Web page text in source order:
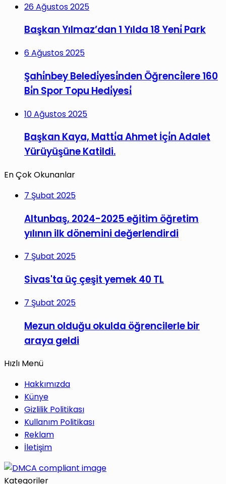
26 Ağustos 2025
Başkan Yılmaz’dan 1 Yılda 18 Yeni̇ Park
6 Ağustos 2025
Şahi̇nbey Beledi̇yesi̇nden Öğrenci̇lere 160
Bi̇n Spor Topu Hedi̇yesi̇
10 Ağustos 2025
Başkan Kaya, Matti̇a Ahmet İçi̇n Adalet
Yürüyüşüne Katildi.
En Çok Okunanlar
7 Şubat 2025
Altunbaş, 2024-2025 eğitim öğretim
yılının ilk dönemini değerlendirdi
7 Şubat 2025
Sivas'ta üç çeşit yemek 40 TL
7 Şubat 2025
Mezun olduğu okulda öğrencilerle bir
araya geldi
Hızlı Menü
Hakkımızda
Künye
Gizlilik Politikası
Kullanım Politikası
Reklam
İletişim
Kategoriler